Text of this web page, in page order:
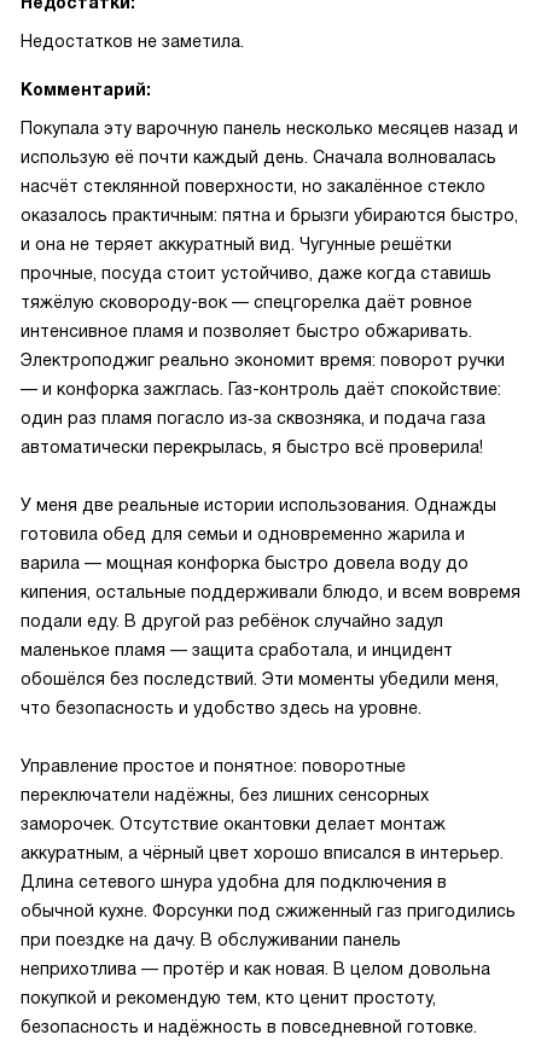
Недостатков не заметила.
Комментарий:
Покупала эту варочную панель несколько месяцев назад и
использую её почти каждый день. Сначала волновалась
насчёт стеклянной поверхности, но закалённое стекло
оказалось практичным: пятна и брызги убираются быстро,
и она не теряет аккуратный вид. Чугунные решётки
прочные, посуда стоит устойчиво, даже когда ставишь
тяжёлую сковороду-вок — спецгорелка даёт ровное
интенсивное пламя и позволяет быстро обжаривать.
Электроподжиг реально экономит время: поворот ручки
— и конфорка зажглась. Газ-контроль даёт спокойствие:
один раз пламя погасло из‑за сквозняка, и подача газа
автоматически перекрылась, я быстро всё проверила!
У меня две реальные истории использования. Однажды
готовила обед для семьи и одновременно жарила и
варила — мощная конфорка быстро довела воду до
кипения, остальные поддерживали блюдо, и всем вовремя
подали еду. В другой раз ребёнок случайно задул
маленькое пламя — защита сработала, и инцидент
обошёлся без последствий. Эти моменты убедили меня,
что безопасность и удобство здесь на уровне.
Управление простое и понятное: поворотные
переключатели надёжны, без лишних сенсорных
заморочек. Отсутствие окантовки делает монтаж
аккуратным, а чёрный цвет хорошо вписался в интерьер.
Длина сетевого шнура удобна для подключения в
обычной кухне. Форсунки под сжиженный газ пригодились
при поездке на дачу. В обслуживании панель
неприхотлива — протёр и как новая. В целом довольна
покупкой и рекомендую тем, кто ценит простоту,
безопасность и надёжность в повседневной готовке.